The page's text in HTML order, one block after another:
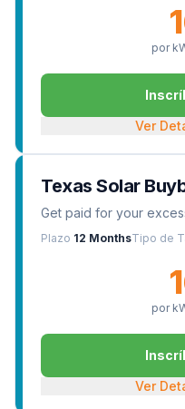
por
Ver
Texas Solar
Get paid for your
Plazo 12 MonthsTipo de
por
Ver